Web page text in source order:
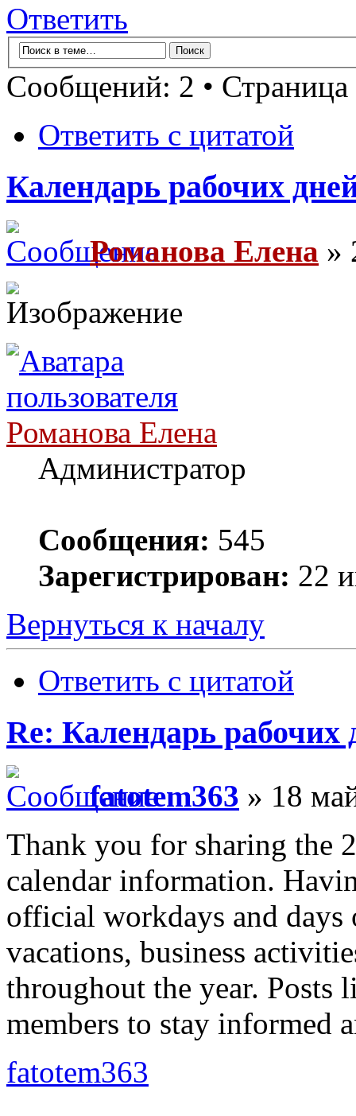
Ответить
Сообщений: 2 • Страница
Ответить с цитатой
Календарь рабочих
Романова Елена »
Романова Елена
Администратор
Сообщения: 545
Зарегистрирован: 22
Вернуться к началу
Ответить с цитатой
Re: Календарь рабочих
fatotem363 » 18
Thank you for sharing the
calendar information.
official workdays and
vacations, business
throughout the year. Posts
members to stay informed
fatotem363